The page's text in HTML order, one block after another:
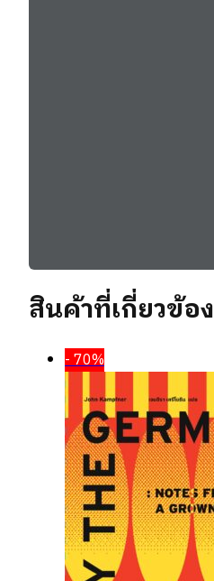
สินค้าที่เกี่ยวข้อง
- 70%